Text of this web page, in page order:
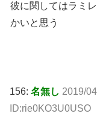
彼に関してはラミ
かいと思う
156: 名無し 2019/
ID:rie0KO3U0USO